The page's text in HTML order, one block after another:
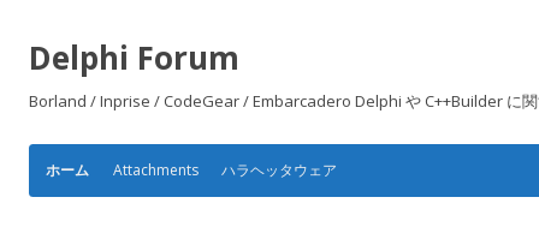
Delphi Forum
Borland / Inprise / CodeGear / Embarcadero Delphi や C++Builder に
ホーム Attachments ハラヘッタウェア